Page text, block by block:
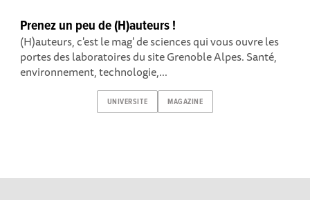
Prenez un peu de (H)auteurs !
(H)auteurs, c'est le mag' de sciences qui vous ouvre les
portes des laboratoires du site Grenoble Alpes. Santé,
environnement, technologie,...
UNIVERSITE MAGAZINE